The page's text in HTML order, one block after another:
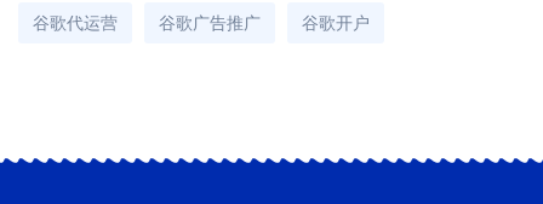
谷歌代运营 谷歌广告推广 谷歌开户